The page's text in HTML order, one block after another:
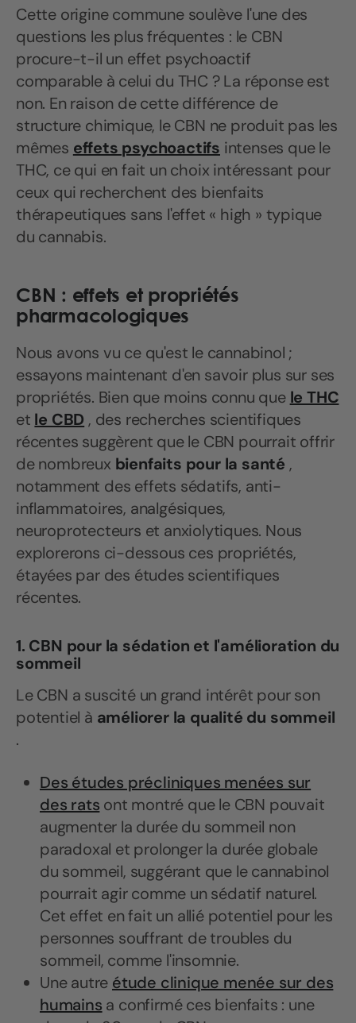
Cette origine commune soulève l'une des
questions les plus fréquentes : le CBN
procure-t-il un effet psychoactif
comparable à celui du THC ? La réponse est
non. En raison de cette différence de
structure chimique, le CBN ne produit pas les
mêmes effets psychoactifs intenses que le
THC, ce qui en fait un choix intéressant pour
ceux qui recherchent des bienfaits
thérapeutiques sans l'effet « high » typique
du cannabis.
CBN : effets et propriétés
pharmacologiques
Nous avons vu ce qu'est le cannabinol ;
essayons maintenant d'en savoir plus sur ses
propriétés. Bien que moins connu que le THC
et le CBD , des recherches scientifiques
récentes suggèrent que le CBN pourrait offrir
de nombreux bienfaits pour la santé ,
notamment des effets sédatifs, anti-
inflammatoires, analgésiques,
neuroprotecteurs et anxiolytiques. Nous
explorerons ci-dessous ces propriétés,
étayées par des études scientifiques
récentes.
1. CBN pour la sédation et l'amélioration du
sommeil
Le CBN a suscité un grand intérêt pour son
potentiel à améliorer la qualité du sommeil
.
Des études précliniques menées sur
des rats ont montré que le CBN pouvait
augmenter la durée du sommeil non
paradoxal et prolonger la durée globale
du sommeil, suggérant que le cannabinol
pourrait agir comme un sédatif naturel.
Cet effet en fait un allié potentiel pour les
personnes souffrant de troubles du
sommeil, comme l'insomnie.
Une autre étude clinique menée sur des
humains a confirmé ces bienfaits : une